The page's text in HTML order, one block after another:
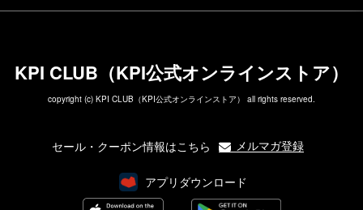
KPI CLUB（KPI公式オンラインストア）
copyright (c) KPI CLUB（KPI公式オンラインストア） all rights reserved.
セール・クーポン情報はこちら メルマガ登録
アプリダウンロード